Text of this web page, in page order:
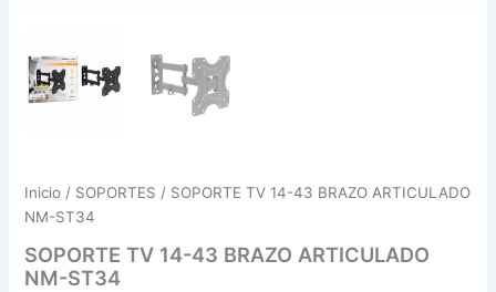
Inicio / SOPORTES / SOPORTE TV 14-43 BRAZO ARTICULADO
NM-ST34
SOPORTE TV 14-43 BRAZO ARTICULADO
NM-ST34